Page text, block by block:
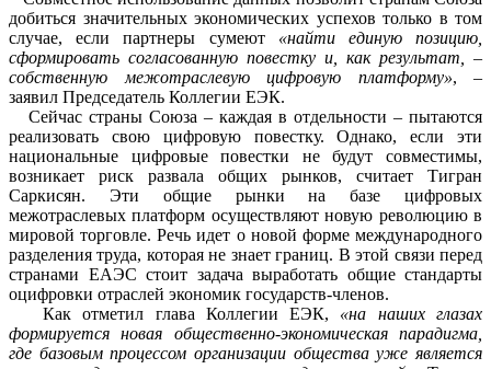
добиться значительных экономических успехов только в том
случае, если партнеры сумеют «найти единую позицию,
сформировать согласованную повестку и, как результат, –
собственную межотраслевую цифровую платформу», –
заявил Председатель Коллегии ЕЭК.
Сейчас страны Союза – каждая в отдельности – пытаются
реализовать свою цифровую повестку. Однако, если эти
национальные цифровые повестки не будут совместимы,
возникает риск развала общих рынков, считает Тигран
Саркисян. Эти общие рынки на базе цифровых
межотраслевых платформ осуществляют новую революцию в
мировой торговле.​ Речь идет о новой форме международного
разделения труда, которая не знает границ. В этой связи перед
странами ЕАЭС стоит задача выработать общие стандарты
оцифровки отраслей экономик государств-членов.
Как отметил глава Коллегии ЕЭК, «на наших глазах
формируется новая общественно-экономическая парадигма,
где базовым процессом организации общества уже является